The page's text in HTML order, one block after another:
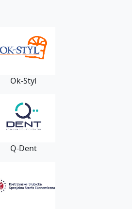
Ok-Styl
Q-Dent